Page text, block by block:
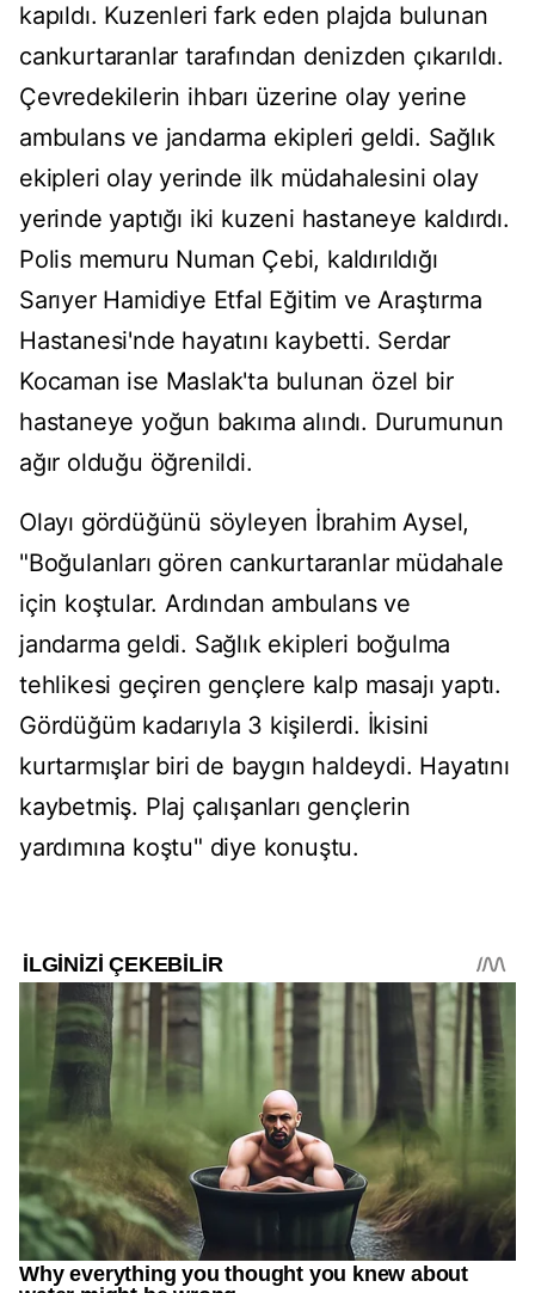
kapıldı. Kuzenleri fark eden plajda bulunan
cankurtaranlar tarafından denizden çıkarıldı.
Çevredekilerin ihbarı üzerine olay yerine
ambulans ve jandarma ekipleri geldi. Sağlık
ekipleri olay yerinde ilk müdahalesini olay
yerinde yaptığı iki kuzeni hastaneye kaldırdı.
Polis memuru Numan Çebi, kaldırıldığı
Sarıyer Hamidiye Etfal Eğitim ve Araştırma
Hastanesi'nde hayatını kaybetti. Serdar
Kocaman ise Maslak'ta bulunan özel bir
hastaneye yoğun bakıma alındı. Durumunun
ağır olduğu öğrenildi.
Olayı gördüğünü söyleyen İbrahim Aysel,
"Boğulanları gören cankurtaranlar müdahale
için koştular. Ardından ambulans ve
jandarma geldi. Sağlık ekipleri boğulma
tehlikesi geçiren gençlere kalp masajı yaptı.
Gördüğüm kadarıyla 3 kişilerdi. İkisini
kurtarmışlar biri de baygın haldeydi. Hayatını
kaybetmiş. Plaj çalışanları gençlerin
yardımına koştu" diye konuştu.